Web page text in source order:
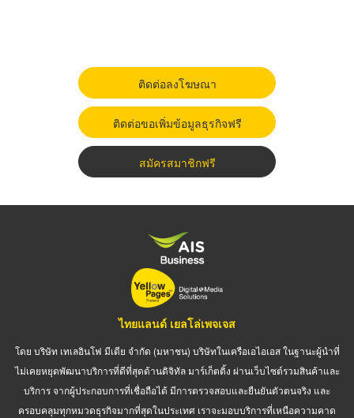
ติดต่อลงโฆษณา
ติดต่อขอเพิ่มข้อมูลธุรกิจฟรี
สมัครสมาชิกฟรี
ไทยแลนด์ เยลโล่เพจเจส
โดย บริษัท เทเลอินโฟ มีเดีย จำกัด (มหาชน) บริษัทในเครือเอไอเอส ในฐานะผู้นำที่
ไม่เคยหยุดพัฒนาบริการที่ดีที่สุดด้านดิจิทัล มาร์เก็ตติ้ง ผ่านเว็บไซต์รวมสินค้าและ
บริการ จากผู้ประกอบการที่เชื่อถือได้ มีการตรวจสอบและยืนยันตัวตนจริง และ
ครอบคลุมทุกหมวดธุรกิจมากที่สุดในประเทศ เราจะมอบบริการที่เหนือความคาด